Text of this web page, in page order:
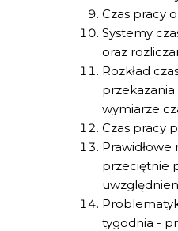
Czas pracy
Systemy
oraz
Rozkład
wymiarze
Czas pracy
przeciętnie
tygodnia -